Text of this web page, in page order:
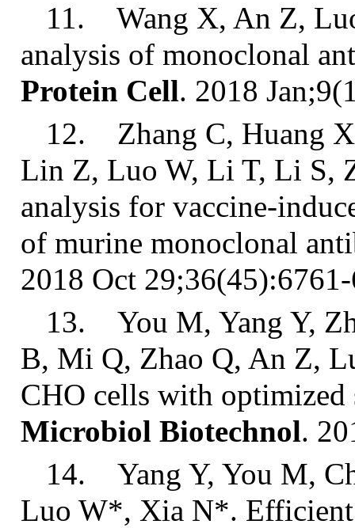
11. Wang X, An Z,
analysis of monoclonal
Protein Cell. 2018
12. Zhang C, Huang
Lin Z, Luo W, Li T, Li S,
analysis for vaccine-
of murine monoclonal
2018 Oct
13. You M, Yang Y,
B, Mi Q, Zhao Q, An Z,
CHO cells with
Microbiol Biotechnol.
14. Yang Y, You M,
Luo W*, Xia N*. Efficient